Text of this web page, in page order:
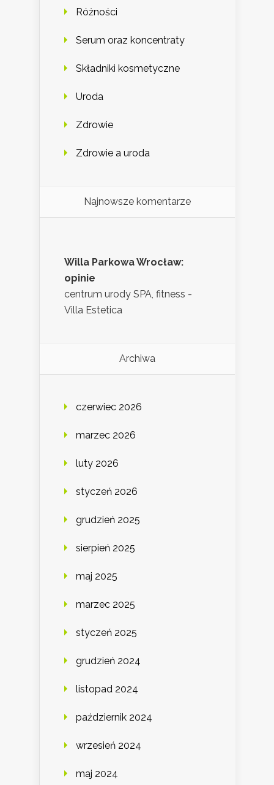
Różności
Serum oraz koncentraty
Składniki kosmetyczne
Uroda
Zdrowie
Zdrowie a uroda
Najnowsze komentarze
Willa Parkowa Wrocław:
opinie
centrum urody SPA, fitness -
Villa Estetica
Archiwa
czerwiec 2026
marzec 2026
luty 2026
styczeń 2026
grudzień 2025
sierpień 2025
maj 2025
marzec 2025
styczeń 2025
grudzień 2024
listopad 2024
październik 2024
wrzesień 2024
maj 2024